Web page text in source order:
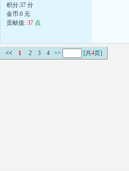
积分:37 分
金币:0 元
贡献值: 37 点
<< 1 2 3 4 >> [共4页]